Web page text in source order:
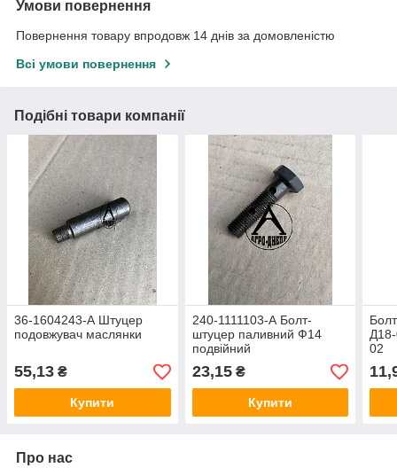
Умови повернення
Повернення товару впродовж 14 днів за домовленістю
Всі умови повернення
Подібні товари компанії
36-1604243-А Штуцер
подовжувач маслянки
55,13 ₴
Купити
240-1111103-А Болт-
штуцер паливний Ф14
подвійний
23,15₴
Купити
02
Про нас